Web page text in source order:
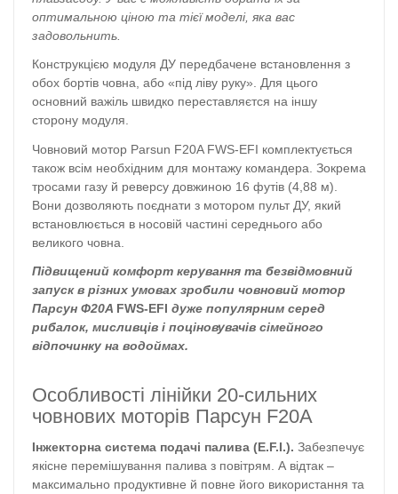
оптимальною ціною та тієї моделі, яка вас
задовольнить.
Конструкцією модуля ДУ передбачене встановлення з
обох бортів човна, або «під ліву руку». Для цього
основний важіль швидко переставляєтся на іншу
сторону модуля.
Човновий мотор Parsun F20A FWS-EFI комплектується
також всім необхідним для монтажу командера. Зокрема
тросами газу й реверсу довжиною 16 футів (4,88 м).
Вони дозволяють поєднати з мотором пульт ДУ, який
встановлюється в носовій частині середнього або
великого човна.
Підвищений комфорт керування та безвідмовний
запуск в різних умовах зробили човновий мотор
Парсун Ф20A FWS-EFI дуже популярним серед
рибалок, мисливців і поціновувачів сімейного
відпочинку на водоймах.
Особливості лінійки 20-сильних
човнових моторів Парсун F20A
Інжекторна система подачі палива (E.F.I.). Забезпечує
якісне перемішування палива з повітрям. А відтак –
максимально продуктивне й повне його використання та